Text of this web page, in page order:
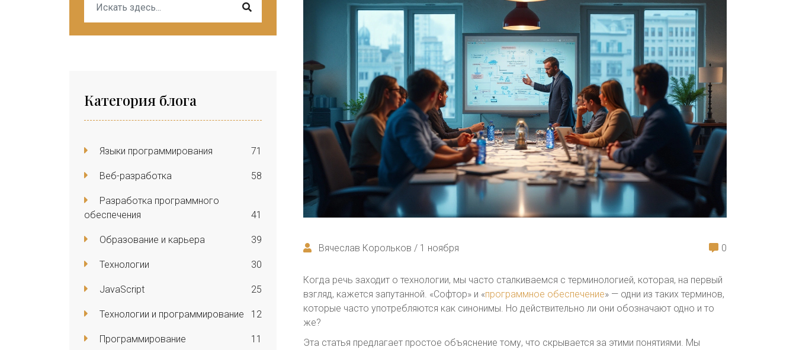
Категория блога
Языки программирования 71
Веб-разработка 58
Разработка программного
обеспечения
41
Образование и карьера 39
Технологии 30
JavaScript 25
Технологии и программирование 12
Программирование 11
Вячеслав Корольков / 1 ноября 0
Когда речь заходит о технологии, мы часто сталкиваемся с терминологией, которая, на первый
взгляд, кажется запутанной. «Софтор» и «программное обеспечение» — одни из таких терминов,
которые часто употребляются как синонимы. Но действительно ли они обозначают одно и то
же?
Эта статья предлагает простое объяснение тому, что скрывается за этими понятиями. Мы